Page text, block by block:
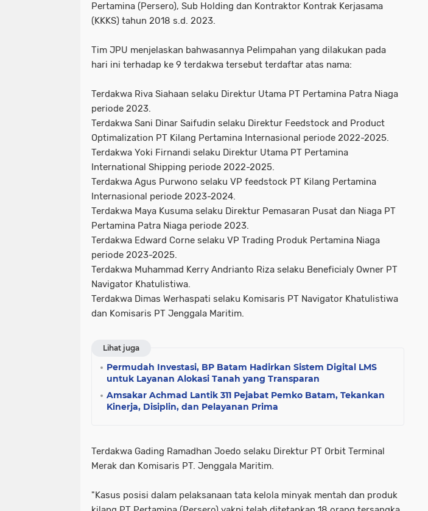
Pertamina (Persero), Sub Holding dan Kontraktor Kontrak Kerjasama
(KKKS) tahun 2018 s.d. 2023.
Tim JPU menjelaskan bahwasannya Pelimpahan yang dilakukan pada
hari ini terhadap ke 9 terdakwa tersebut terdaftar atas nama:
Terdakwa Riva Siahaan selaku Direktur Utama PT Pertamina Patra Niaga
periode 2023.
Terdakwa Sani Dinar Saifudin selaku Direktur Feedstock and Product
Optimalization PT Kilang Pertamina Internasional periode 2022-2025.
Terdakwa Yoki Firnandi selaku Direktur Utama PT Pertamina
International Shipping periode 2022-2025.
Terdakwa Agus Purwono selaku VP feedstock PT Kilang Pertamina
Internasional periode 2023-2024.
Terdakwa Maya Kusuma selaku Direktur Pemasaran Pusat dan Niaga PT
Pertamina Patra Niaga periode 2023.
Terdakwa Edward Corne selaku VP Trading Produk Pertamina Niaga
periode 2023-2025.
Terdakwa Muhammad Kerry Andrianto Riza selaku Beneficialy Owner PT
Navigator Khatulistiwa.
Terdakwa Dimas Werhaspati selaku Komisaris PT Navigator Khatulistiwa
dan Komisaris PT Jenggala Maritim.
Lihat juga
Permudah Investasi, BP Batam Hadirkan Sistem Digital LMS
untuk Layanan Alokasi Tanah yang Transparan
Amsakar Achmad Lantik 311 Pejabat Pemko Batam, Tekankan
Kinerja, Disiplin, dan Pelayanan Prima
Terdakwa Gading Ramadhan Joedo selaku Direktur PT Orbit Terminal
Merak dan Komisaris PT. Jenggala Maritim.
"Kasus posisi dalam pelaksanaan tata kelola minyak mentah dan produk